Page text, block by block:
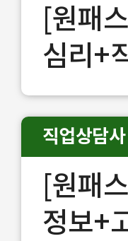
[원패
심리+
장)
[원패
정보+
직업상담사